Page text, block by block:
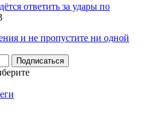
ответить за удары по
и не пропустите ни одной